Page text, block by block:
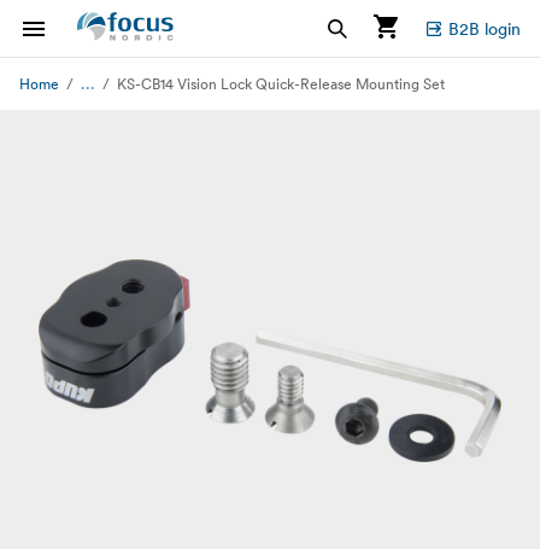
B2B login
Home ... KS-CB14 Vision Lock Quick-Release Mounting Set